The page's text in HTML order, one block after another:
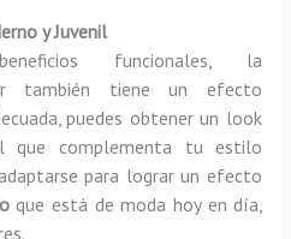
y Juvenil
funcionales, la
también tiene un efecto
puedes obtener un look
que complementa tu estilo
para lograr un efecto
que está de moda hoy en día,